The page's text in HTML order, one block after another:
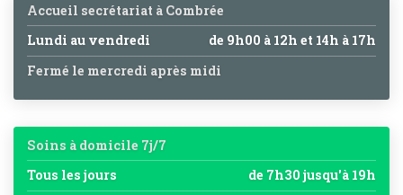
Accueil secrétariat à Combrée
Lundi au vendredi
de 9h00 à 12h et 14h à 17h
Fermé le mercredi après midi
Soins à domicile 7j/7
Tous les jours
de 7h30 jusqu'à 19h